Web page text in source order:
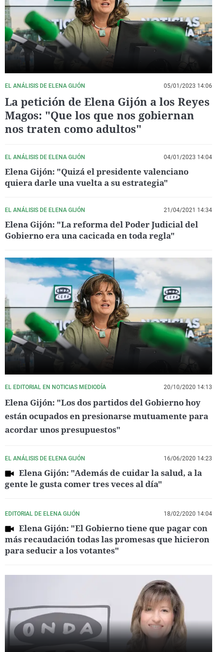
La rosa de los vientos
Gente viajera
Como el perro y el
Caso
Retornados
Equipo de
Operación Viuda
Extremadura
Galicia
La Rioja
País Vasco
Virales
Televisión
Elecciones
EL ANÁLISIS DE ELENA GIJÓN 05/01/2023 14:06
La petición de Elena Gijón a los Reyes
Magos: "Que los que nos gobiernan
nos traten como adultos"
EL ANÁLISIS DE ELENA GIJÓN 04/01/2023 14:04
Elena Gijón: "Quizá el presidente valenciano
quiera darle una vuelta a su estrategia"
EL ANÁLISIS DE ELENA GIJÓN 21/04/2021 14:34
Elena Gijón: "La reforma del Poder Judicial del
Gobierno era una cacicada en toda regla"
EL EDITORIAL EN NOTICIAS MEDIODÍA 20/10/2020 14:13
Elena Gijón: "Los dos partidos del Gobierno hoy
están ocupados en presionarse mutuamente para
acordar unos presupuestos"
EL ANÁLISIS DE ELENA GIJÓN 16/06/2020 14:23
Elena Gijón: "Además de cuidar la salud, a la
gente le gusta comer tres veces al día"
EDITORIAL DE ELENA GIJÓN 18/02/2020 14:04
Elena Gijón: "El Gobierno tiene que pagar con
más recaudación todas las promesas que hicieron
para seducir a los votantes"